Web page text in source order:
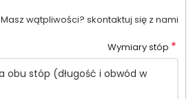
Masz wątpliwości? skontaktuj się z nami
Wymiary stóp *